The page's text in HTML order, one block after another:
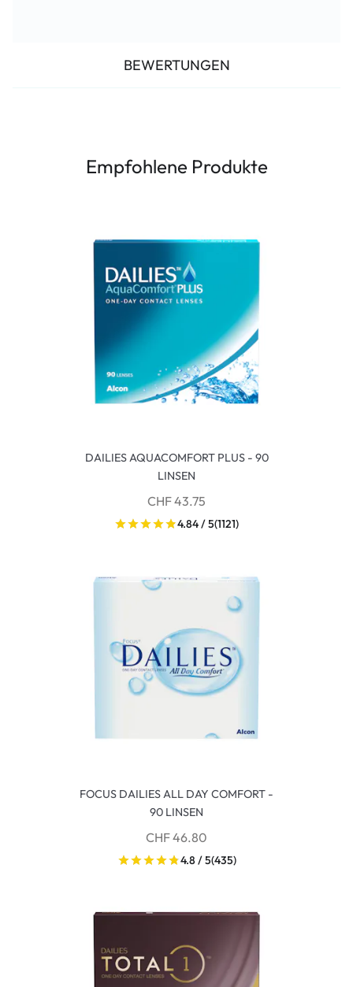
BEWERTUNGEN
Empfohlene Produkte
DAILIES AQUACOMFORT PLUS - 90
LINSEN
CHF 43.75
4.84 / 5(1121)
FOCUS DAILIES ALL DAY COMFORT -
90 LINSEN
CHF 46.80
4.8 / 5(435)